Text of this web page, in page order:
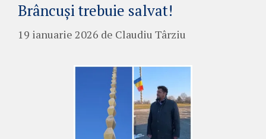
Brâncuși trebuie salvat!
19 ianuarie 2026 de Claudiu Târziu